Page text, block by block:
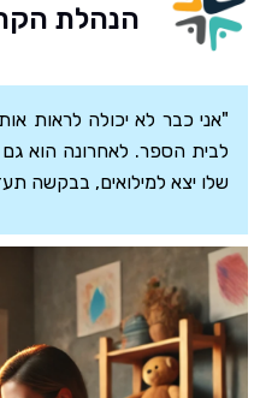
הנהלת
"אני כבר לא יכולה לראות
לבית הספר. לאחרונה הוא
שלו יצא למילואים, בבקשה